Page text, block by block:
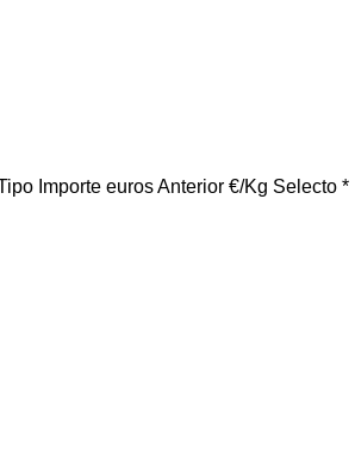
euros Anterior €/Kg Selecto *